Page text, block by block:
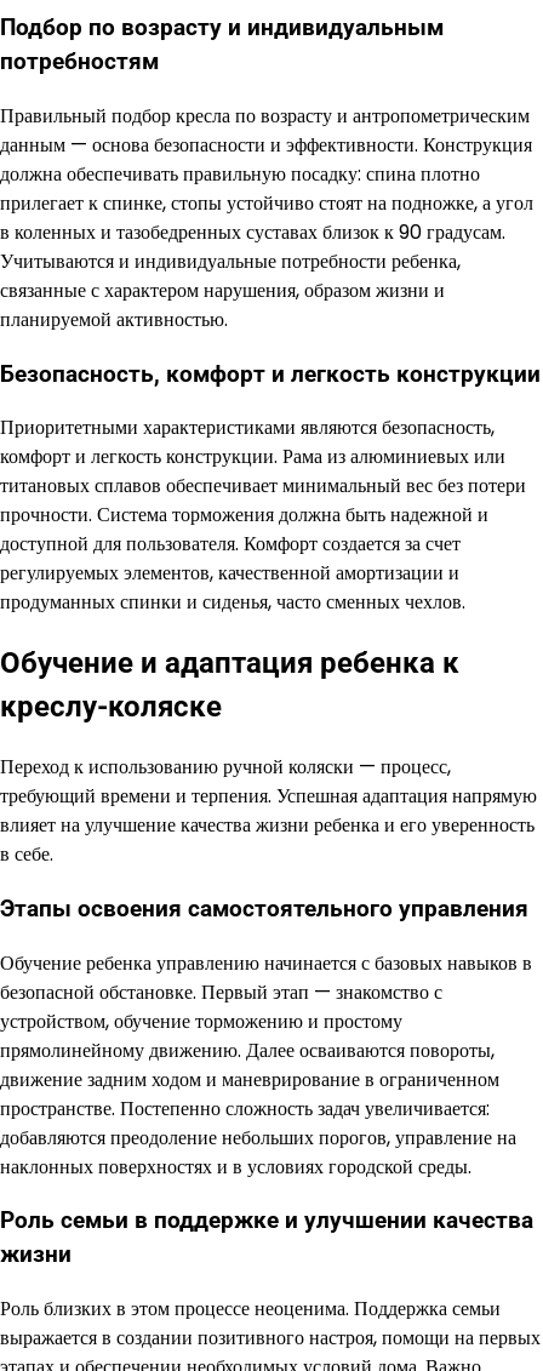
Подбор по возрасту и индивидуальным
потребностям
Правильный подбор кресла по возрасту и антропометрическим
данным — основа безопасности и эффективности. Конструкция
должна обеспечивать правильную посадку: спина плотно
прилегает к спинке, стопы устойчиво стоят на подножке, а угол
в коленных и тазобедренных суставах близок к 90 градусам.
Учитываются и индивидуальные потребности ребенка,
связанные с характером нарушения, образом жизни и
планируемой активностью.
Безопасность, комфорт и легкость конструкции
Приоритетными характеристиками являются безопасность,
комфорт и легкость конструкции. Рама из алюминиевых или
титановых сплавов обеспечивает минимальный вес без потери
прочности. Система торможения должна быть надежной и
доступной для пользователя. Комфорт создается за счет
регулируемых элементов, качественной амортизации и
продуманных спинки и сиденья, часто сменных чехлов.
Обучение и адаптация ребенка к
креслу-коляске
Переход к использованию ручной коляски — процесс,
требующий времени и терпения. Успешная адаптация напрямую
влияет на улучшение качества жизни ребенка и его уверенность
в себе.
Этапы освоения самостоятельного управления
Обучение ребенка управлению начинается с базовых навыков в
безопасной обстановке. Первый этап — знакомство с
устройством, обучение торможению и простому
прямолинейному движению. Далее осваиваются повороты,
движение задним ходом и маневрирование в ограниченном
пространстве. Постепенно сложность задач увеличивается:
добавляются преодоление небольших порогов, управление на
наклонных поверхностях и в условиях городской среды.
Роль семьи в поддержке и улучшении качества
жизни
Роль близких в этом процессе неоценима. Поддержка семьи
выражается в создании позитивного настроя, помощи на первых